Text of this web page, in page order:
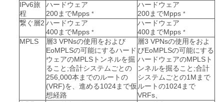
IPv6旅
程
ハードウェア
200までMpps *
ハードウェア
200までMpps *
繋ぐ層2 ハードウェア
400までMpps *
ハードウェア
400までMpps *
MPLS
層3 VPNsの使用をおよび
EoMPLSの可能にするハード
ウェアのMPLSトンネルを掘
ること;合計システムごとの
256,000本までのルートの
(VRF)を、進める1024まで仮
想経路
層3 VPNsの使用をおよ
びEoMPLSの可能にする
ハードウェアのMPLSト
ンネルを掘ること;合計
システムごとの1Mまで
ルートの1024まで
VRFs、